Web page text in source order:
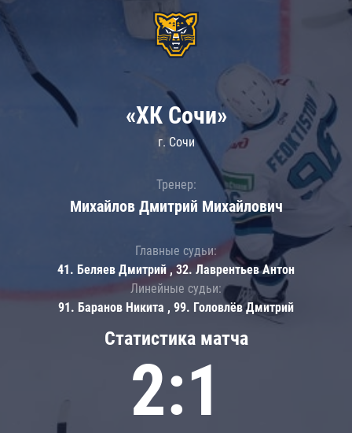
Статистика матча
2:1
«ХК Сочи»
г. Сочи
Тренер:
Михайлов Дмитрий Михайлович
Главные судьи:
41. Беляев Дмитрий , 32. Лаврентьев Антон
Линейные судьи:
91. Баранов Никита , 99. Головлёв Дмитрий